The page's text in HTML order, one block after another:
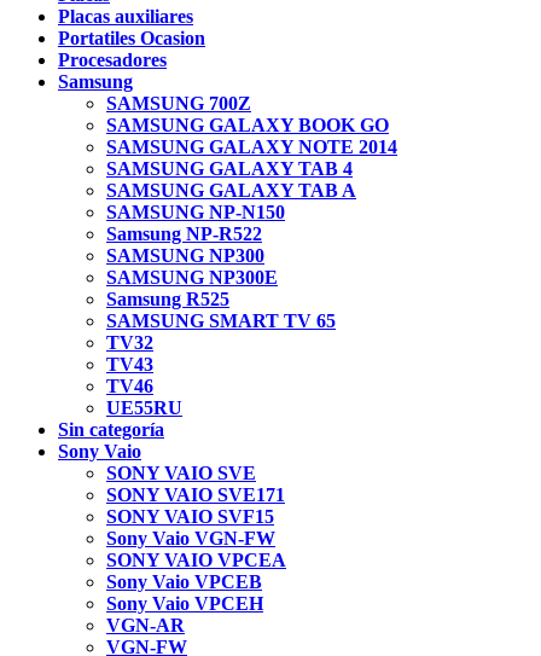
Placas auxiliares
Portatiles Ocasion
Procesadores
Samsung
SAMSUNG 700Z
SAMSUNG GALAXY BOOK GO
SAMSUNG GALAXY NOTE 2014
SAMSUNG GALAXY TAB 4
SAMSUNG GALAXY TAB A
SAMSUNG NP-N150
Samsung NP-R522
SAMSUNG NP300
SAMSUNG NP300E
Samsung R525
SAMSUNG SMART TV 65
TV32
TV43
TV46
UE55RU
Sin categoría
Sony Vaio
SONY VAIO SVE
SONY VAIO SVE171
SONY VAIO SVF15
Sony Vaio VGN-FW
SONY VAIO VPCEA
Sony Vaio VPCEB
Sony Vaio VPCEH
VGN-AR
VGN-FW